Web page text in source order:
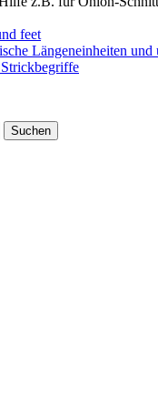
feet
Längeneinheiten und